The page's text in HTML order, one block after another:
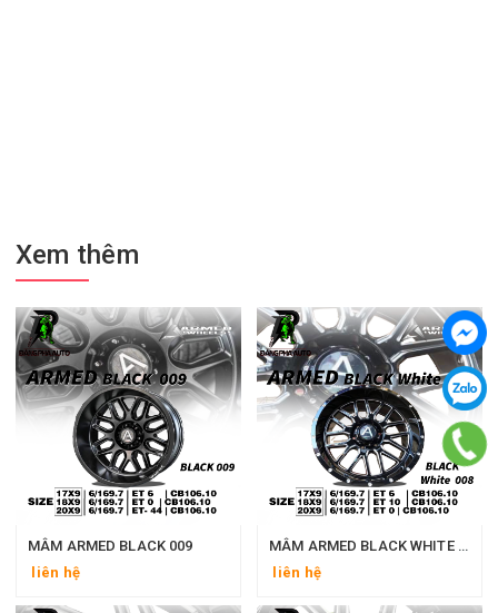
Xem thêm
MÂM ARMED BLACK 009
liên hệ
MÂM ARMED BLACK WHITE 008
liên hệ